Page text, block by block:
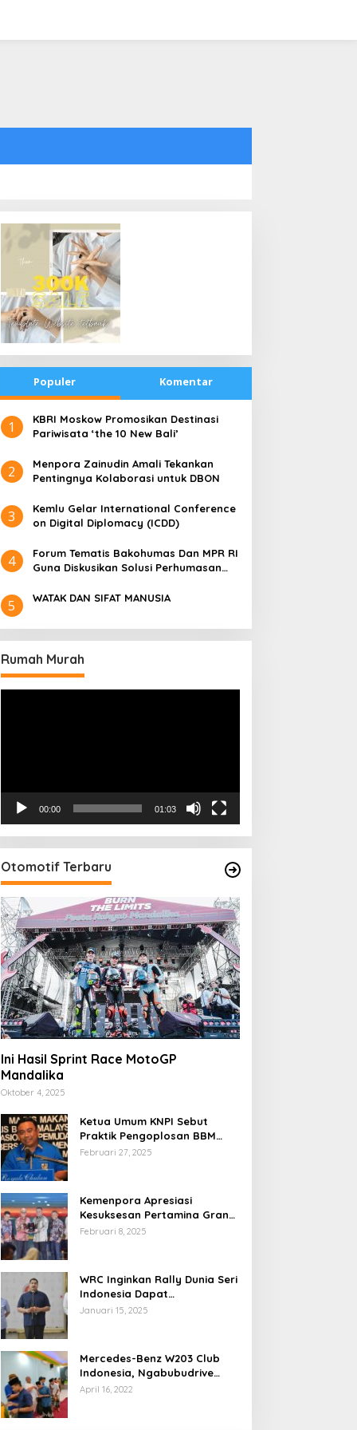
Populer Komentar
1
​KBRI Moskow Promosikan Destinasi
Pariwisata ‘the 10 New Bali’
2
​Menpora Zainudin Amali Tekankan
Pentingnya Kolaborasi untuk DBON
3
​Kemlu Gelar International Conference
on Digital Diplomacy (ICDD)
4
Forum Tematis Bakohumas Dan MPR RI
Guna Diskusikan Solusi Perhumasan
Masing
5 WATAK DAN SIFAT MANUSIA
Rumah Murah
00:00 01:03
Otomotif Terbaru
Ini Hasil Sprint Race MotoGP
Mandalika
Oktober 4, 2025
Ketua Umum KNPI Sebut
Praktik Pengoplosan BBM
Cederai Kepercayaan
Februari 27, 2025
Kemenpora Apresiasi
Kesuksesan Pertamina Grand
Prix of Indonesia 2024
Februari 8, 2025
WRC Inginkan Rally Dunia Seri
Indonesia Dapat
Terselenggara 2026
Januari 15, 2025
Mercedes-Benz W203 Club
Indonesia, Ngabubudrive
Ramadhan 2022
April 16, 2022